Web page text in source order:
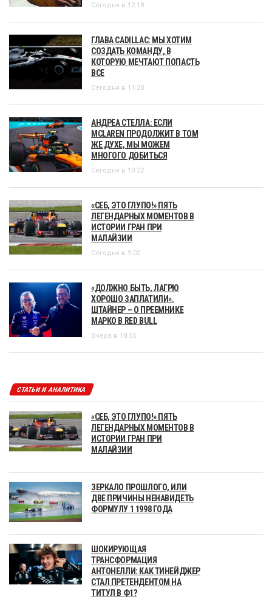
Сегодня в 12:18
ГЛАВА CADILLAC: МЫ ХОТИМ
СОЗДАТЬ КОМАНДУ, В
КОТОРУЮ МЕЧТАЮТ ПОПАСТЬ
ВСЕ
Сегодня в 11:20
АНДРЕА СТЕЛЛА: ЕСЛИ
MCLAREN ПРОДОЛЖИТ В ТОМ
ЖЕ ДУХЕ, МЫ МОЖЕМ
МНОГОГО ДОБИТЬСЯ
Сегодня в 10:22
«СЕБ, ЭТО ГЛУПО!» ПЯТЬ
ЛЕГЕНДАРНЫХ МОМЕНТОВ В
ИСТОРИИ ГРАН ПРИ
МАЛАЙЗИИ
Сегодня в 9:02
«ДОЛЖНО БЫТЬ, ЛАГРЮ
ХОРОШО ЗАПЛАТИЛИ».
ШТАЙНЕР – О ПРЕЕМНИКЕ
МАРКО В RED BULL
Вчера в 18:55
СТАТЬИ И АНАЛИТИКА
«СЕБ, ЭТО ГЛУПО!» ПЯТЬ
ЛЕГЕНДАРНЫХ МОМЕНТОВ В
ИСТОРИИ ГРАН ПРИ
МАЛАЙЗИИ
ЗЕРКАЛО ПРОШЛОГО, ИЛИ
ДВЕ ПРИЧИНЫ НЕНАВИДЕТЬ
ФОРМУЛУ 1 1998 ГОДА
ШОКИРУЮЩАЯ
ТРАНСФОРМАЦИЯ
АНТОНЕЛЛИ: КАК ТИНЕЙДЖЕР
СТАЛ ПРЕТЕНДЕНТОМ НА
ТИТУЛ В Ф1?